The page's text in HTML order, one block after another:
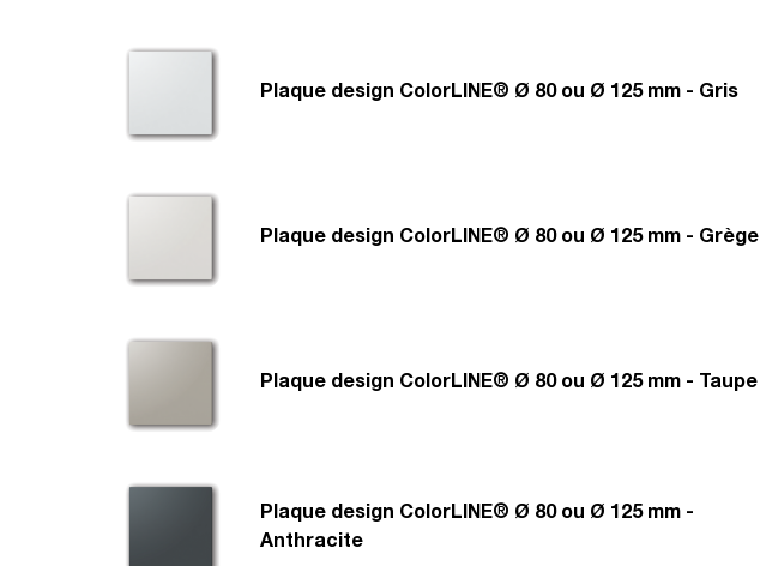
Plaque design ColorLINE® Ø 80 ou Ø 125 mm - Gris
Plaque design ColorLINE® Ø 80 ou Ø 125 mm - Grège
Plaque design ColorLINE® Ø 80 ou Ø 125 mm - Taupe
Plaque design ColorLINE® Ø 80 ou Ø 125 mm -
Anthracite